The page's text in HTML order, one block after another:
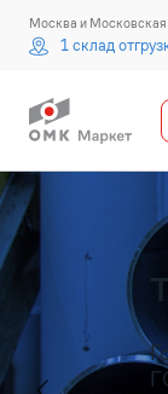
Москва и Московская
1 склад